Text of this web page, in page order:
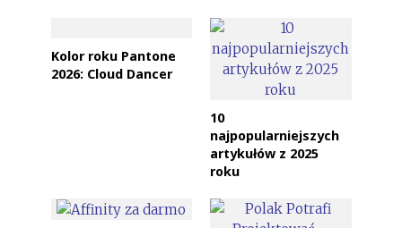
Kolor roku Pantone
2026: Cloud Dancer
10
najpopularniejszych
artykułów z 2025
roku